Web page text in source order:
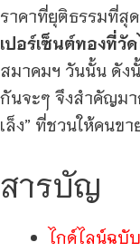
ราคาที่ยุติธรรมที่สุ
เปอร์เซ็นต์ทองที่วัด
สมาคมฯ วันนั้น ดัง
กันจะๆ จึงสำคัญมา
เล็ง” ที่ชวนให้คนข
สารบัญ
ไกด์ไลน์ฉบั